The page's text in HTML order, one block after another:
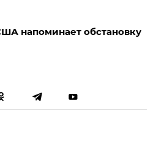
напоминает обстановку